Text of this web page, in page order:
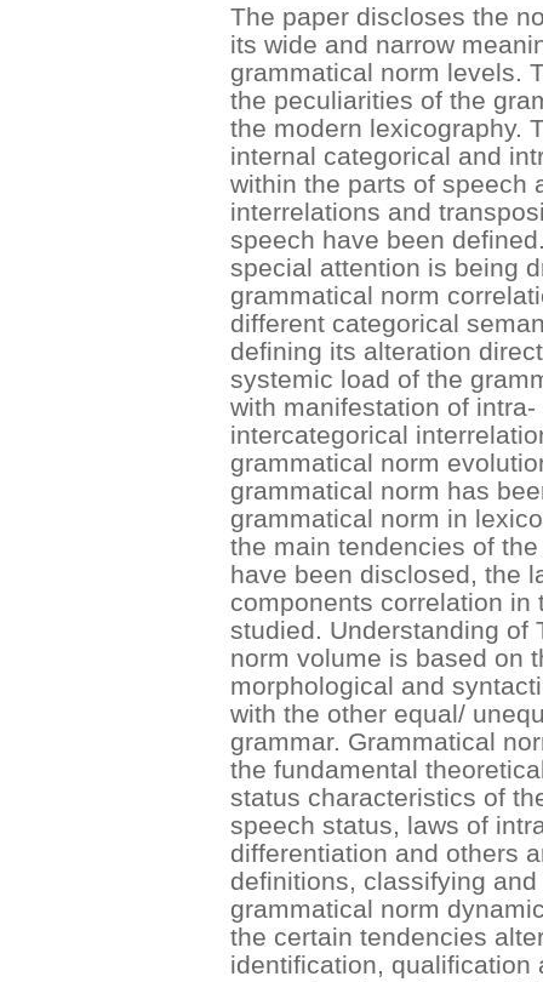
The paper discloses the
its wide and narrow
grammatical norm levels.
the peculiarities of the
the modern lexicography.
internal categorical and
within the parts of speech
interrelations and
speech have been
special attention is being
grammatical norm
different categorical
defining its alteration
systemic load of the
with manifestation of
intercategorical
grammatical norm
grammatical norm has
grammatical norm in
the main tendencies of
have been disclosed, the
components correlation
studied. Understanding of
norm volume is based on
morphological and
with the other equal/
grammar. Grammatical
the fundamental
status characteristics of
speech status, laws of
differentiation and others
definitions, classifying
grammatical norm
the certain tendencies
identification, qualification